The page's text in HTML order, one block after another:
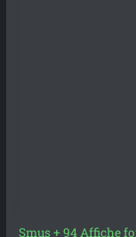
Smus + 94 Affiche